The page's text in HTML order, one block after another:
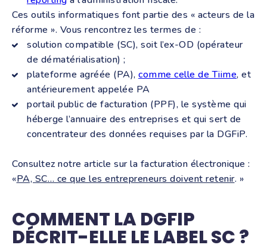
Ces outils informatiques font partie des « acteurs de la
réforme ». Vous rencontrez les termes de :
solution compatible (SC), soit l’ex-OD (opérateur
de dématérialisation) ;
plateforme agréée (PA), comme celle de Tiime, et
antérieurement appelée PA
portail public de facturation (PPF), le système qui
héberge l’annuaire des entreprises et qui sert de
concentrateur des données requises par la DGFiP.
Consultez notre article sur la facturation électronique :
«PA, SC… ce que les entrepreneurs doivent retenir. »
COMMENT LA DGFIP
DÉCRIT-ELLE LE LABEL SC ?